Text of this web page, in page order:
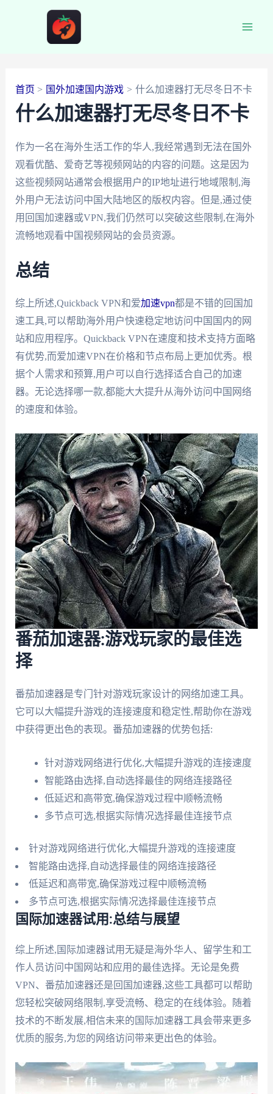
首页 国外加速国内游戏 什么加速器打无尽冬日不卡
什么加速器打无尽冬日不卡
作为一名在海外生活工作的华人,我经常遇到无法在国外
观看优酷、爱奇艺等视频网站的内容的问题。这是因为
这些视频网站通常会根据用户的IP地址进行地域限制,海
外用户无法访问中国大陆地区的版权内容。但是,通过使
用回国加速器或VPN,我们仍然可以突破这些限制,在海外
流畅地观看中国视频网站的会员资源。
总结
综上所述,Quickback VPN和爱加速vpn都是不错的回国加
速工具,可以帮助海外用户快速稳定地访问中国国内的网
站和应用程序。Quickback VPN在速度和技术支持方面略
有优势,而爱加速VPN在价格和节点布局上更加优秀。根
据个人需求和预算,用户可以自行选择适合自己的加速
器。无论选择哪一款,都能大大提升从海外访问中国网络
的速度和体验。
番茄加速器:游戏玩家的最佳选
择
番茄加速器是专门针对游戏玩家设计的网络加速工具。
它可以大幅提升游戏的连接速度和稳定性,帮助你在游戏
中获得更出色的表现。番茄加速器的优势包括:
针对游戏网络进行优化,大幅提升游戏的连接速度
智能路由选择,自动选择最佳的网络连接路径
低延迟和高带宽,确保游戏过程中顺畅流畅
多节点可选,根据实际情况选择最佳连接节点
针对游戏网络进行优化,大幅提升游戏的连接速度
智能路由选择,自动选择最佳的网络连接路径
低延迟和高带宽,确保游戏过程中顺畅流畅
多节点可选,根据实际情况选择最佳连接节点
国际加速器试用:总结与展望
综上所述,国际加速器试用无疑是海外华人、留学生和工
作人员访问中国网站和应用的最佳选择。无论是免费
VPN、番茄加速器还是回国加速器,这些工具都可以帮助
您轻松突破网络限制,享受流畅、稳定的在线体验。随着
技术的不断发展,相信未来的国际加速器工具会带来更多
优质的服务,为您的网络访问带来更出色的体验。